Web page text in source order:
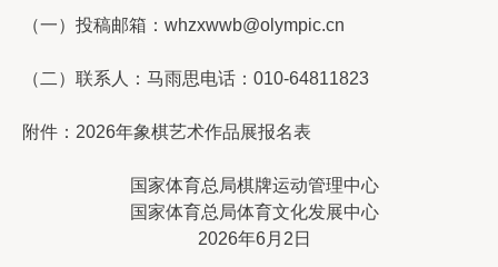
（一）投稿邮箱：whzxwwb@olympic.cn
（二）联系人：马雨思电话：010-64811823
附件：2026年象棋艺术作品展报名表
国家体育总局棋牌运动管理中心
国家体育总局体育文化发展中心
2026年6月2日